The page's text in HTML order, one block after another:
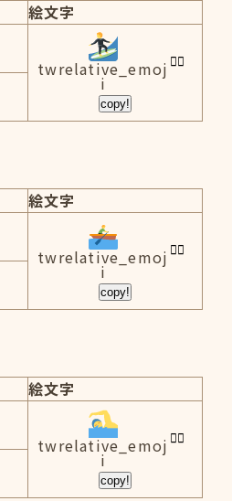
絵文字
twrelative_emoj
i
copy!
絵文字
twrelative_emoj
i
copy!
絵文字
twrelative_emoj
i
copy!